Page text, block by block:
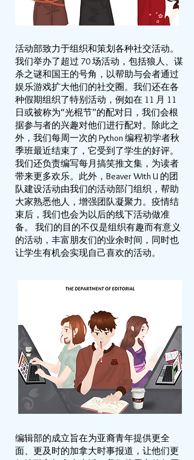
活动部致力于组织和策划各种社交活动。
我们举办了超过 70 场活动，包括狼人、谋
杀之谜和国王的号角，以帮助与会者通过
娱乐游戏扩大他们的社交圈。我们还在各
种假期组织了特别活动，例如在 11 月 11
日或被称为“光棍节”的配对日，我们会根
据参与者的兴趣对他们进行配对。除此之
外，我们每周一次的 Python 编程初学者秋
季班最近结束了，它受到了学生的好评。
我们还负责编写每月搞笑推文集，为读者
带来更多欢乐。此外，Beaver With U 的团
队建设活动由我们的活动部门组织，帮助
大家熟悉他人，增强团队凝聚力。疫情结
束后，我们也会为以后的线下活动做准
备。 ​​我们的目的不仅是组织有趣而有意义
的活动，丰富朋友们的业余时间，同时也
让学生有机会实现自己喜欢的活动。
编辑部的成立旨在为亚裔青年提供更全
面、更及时的加拿大时事报道，让他们更